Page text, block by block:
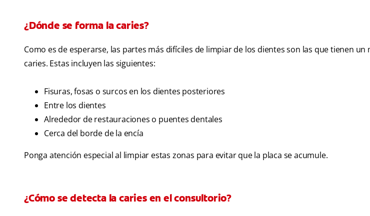
¿Dónde se forma la caries?
Como es de esperarse, las partes más difíciles de limpiar de los dientes son las que tienen
caries. Estas incluyen las siguientes:
Fisuras, fosas o surcos en los dientes posteriores
Entre los dientes
Alrededor de restauraciones o puentes dentales
Cerca del borde de la encía
Ponga atención especial al limpiar estas zonas para evitar que la placa se acumule.
¿Cómo se detecta la caries en el consultorio?